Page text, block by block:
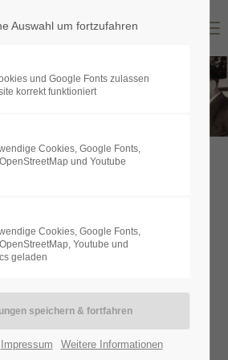
Neutraubling ist ohne
nicht denkbar.
Flughafens schlossen sich
zusammen, um die gemeinsamen
zu meistern.
Auswahl um fortzufahren
und Google Fonts zulassen
korrekt funktioniert
Cookies, Google Fonts,
und Youtube
Cookies, Google Fonts,
Youtube und
geladen
Impressum Weitere Informationen